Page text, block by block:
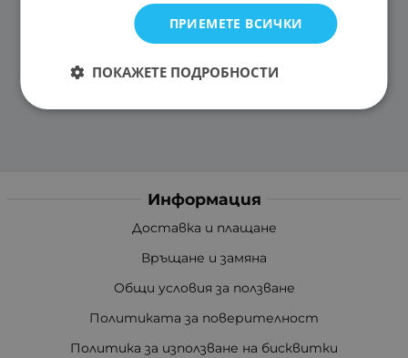
Информация
Доставка и плащане
Връщане и замяна
Общи условия за ползване
Политиката за поверителност
Политика за използване на бисквитки
ПРИЕМЕТЕ ВСИЧКИ
ПОКАЖЕТЕ ПОДРОБНОСТИ